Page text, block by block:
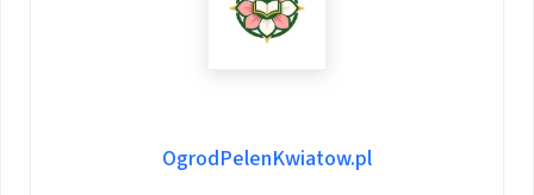
OgrodPelenKwiatow.pl